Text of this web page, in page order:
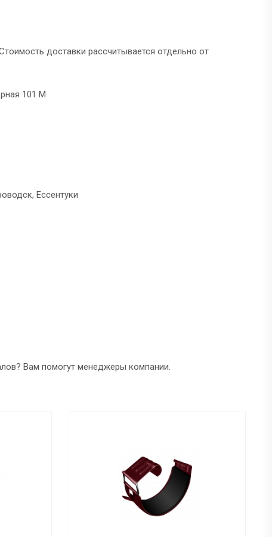
доставки рассчитывается отдельно от
101 М
Ессентуки
Вам помогут менеджеры компании.